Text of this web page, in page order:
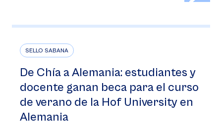
SELLO SABANA
De Chía a Alemania: estudiantes y
docente ganan beca para el curso
de verano de la Hof University en
Alemania